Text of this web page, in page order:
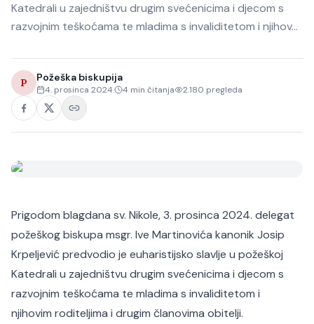
Sport
Katedrali u zajedništvu drugim svećenicima i djecom s
razvojnim teškoćama te mladima s invaliditetom i njihov…
P Požeška biskupija
4. prosinca 2024. 4 min čitanja 2.180 pregleda
Prigodom blagdana sv. Nikole, 3. prosinca 2024. delegat
požeškog biskupa msgr. Ive Martinovića kanonik Josip
Krpeljević predvodio je euharistijsko slavlje u požeškoj
Katedrali u zajedništvu drugim svećenicima i djecom s
razvojnim teškoćama te mladima s invaliditetom i
njihovim roditeljima i drugim članovima obitelji.